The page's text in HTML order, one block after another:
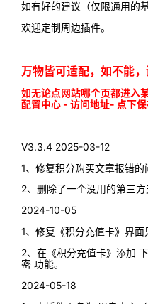
如有好的建议（仅限通用的
欢迎定制周边插件。
万物皆可适配，如不能
如无论点网站哪个页都进入
配置中心 - 访问地址- 点下保
V3.3.4 2025-03-12
1、修复积分购买文章报错的
2、删除了一个没用的第三方
2024-10-05
1、修复《积分充值卡》界面
2、在 《积分充值卡》添加
密 功能。
2024-05-18